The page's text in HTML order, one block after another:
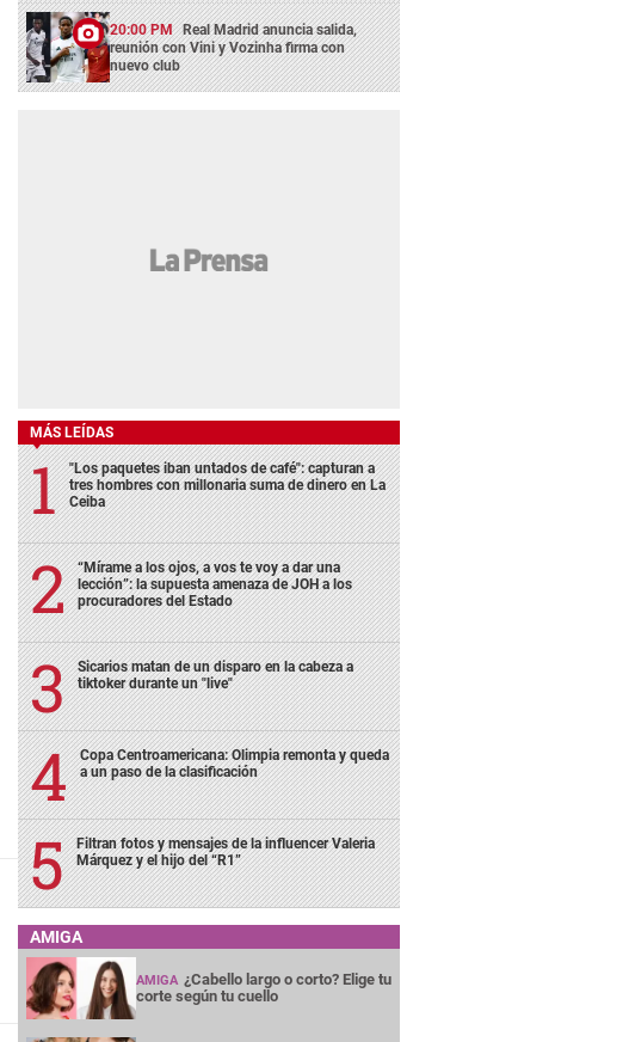
20:00 PM Real Madrid anuncia salida,
reunión con Vini y Vozinha firma con
nuevo club
MÁS LEÍDAS
"Los paquetes iban untados de café": capturan a
tres hombres con millonaria suma de dinero en La
Ceiba
“Mírame a los ojos, a vos te voy a dar una
lección”: la supuesta amenaza de JOH a los
procuradores del Estado
Sicarios matan de un disparo en la cabeza a
tiktoker durante un "live"
Copa Centroamericana: Olimpia remonta y queda
a un paso de la clasificación
Filtran fotos y mensajes de la influencer Valeria
Márquez y el hijo del “R1”
AMIGA
AMIGA ¿Cabello largo o corto? Elige tu
corte según tu cuello